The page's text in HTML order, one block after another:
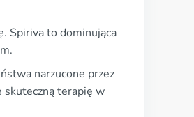
Spiriva to dominująca
narzucone przez
skuteczną terapię w